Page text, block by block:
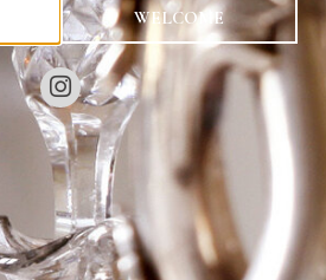
WELCOME